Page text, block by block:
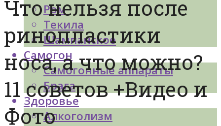
Ром
Текила
Шампанское
Самогон
Самогонные аппараты
Брага
Здоровье
Алкоголизм
Что нельзя после
ринопластики
носа, а что можно?
11 советов +Видео и
Фото